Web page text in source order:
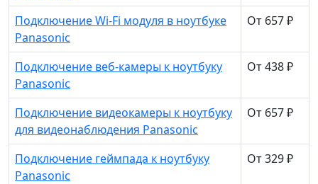
Подключение Wi-Fi модуля в ноутбуке
Panasonic
От 657 ₽
Подключение веб-камеры к ноутбуку
Panasonic
От 438 ₽
Подключение видеокамеры к ноутбуку
для видеонаблюдения Panasonic
От 657 ₽
Подключение геймпада к ноутбуку
Panasonic
От 329 ₽